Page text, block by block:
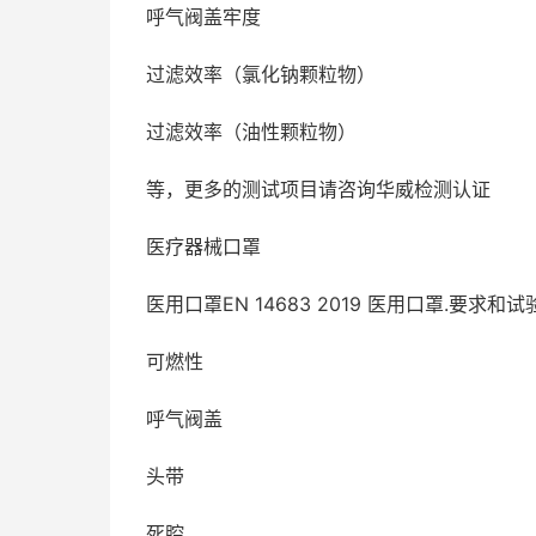
呼气阀盖牢度
过滤效率（氯化钠颗粒物）
过滤效率（油性颗粒物）
等，更多的测试项目请咨询华威检测认证
医疗器械口罩
医用口罩EN 14683 2019 医用口罩.要求和试
可燃性
呼气阀盖
头带